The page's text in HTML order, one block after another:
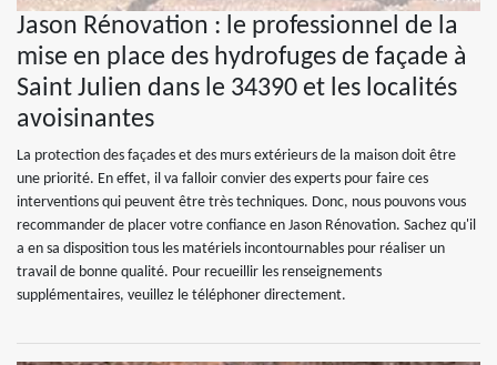
Jason Rénovation : le professionnel de la
mise en place des hydrofuges de façade à
Saint Julien dans le 34390 et les localités
avoisinantes
La protection des façades et des murs extérieurs de la maison doit être
une priorité. En effet, il va falloir convier des experts pour faire ces
interventions qui peuvent être très techniques. Donc, nous pouvons vous
recommander de placer votre confiance en Jason Rénovation. Sachez qu'il
a en sa disposition tous les matériels incontournables pour réaliser un
travail de bonne qualité. Pour recueillir les renseignements
supplémentaires, veuillez le téléphoner directement.